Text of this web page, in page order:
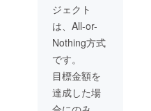
ジェクト
は、All-or-
Nothing方式
です。
目標金額を
達成した場